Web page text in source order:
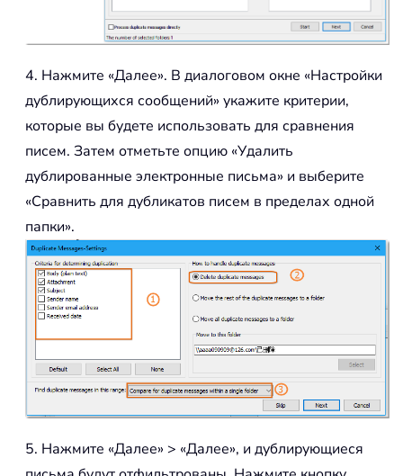
4. Нажмите «Далее». В диалоговом окне «Настройки
дублирующихся сообщений» укажите критерии,
которые вы будете использовать для сравнения
писем. Затем отметьте опцию «Удалить
дублированные электронные письма» и выберите
«Сравнить для дубликатов писем в пределах одной
папки».
5. Нажмите «Далее» > «Далее», и дублирующиеся